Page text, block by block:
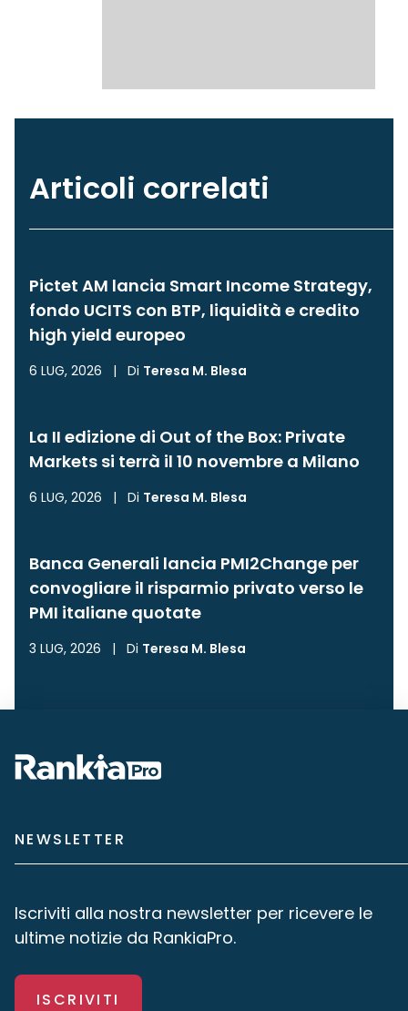
Articoli correlati
Pictet AM lancia Smart Income Strategy,
fondo UCITS con BTP, liquidità e credito
high yield europeo
6 LUG, 2026 | Di Teresa M. Blesa
La II edizione di Out of the Box: Private
Markets si terrà il 10 novembre a Milano
6 LUG, 2026 | Di Teresa M. Blesa
Banca Generali lancia PMI2Change per
convogliare il risparmio privato verso le
PMI italiane quotate
3 LUG, 2026 | Di Teresa M. Blesa
NEWSLETTER
Iscriviti alla nostra newsletter per ricevere le
ultime notizie da RankiaPro.
ISCRIVITI